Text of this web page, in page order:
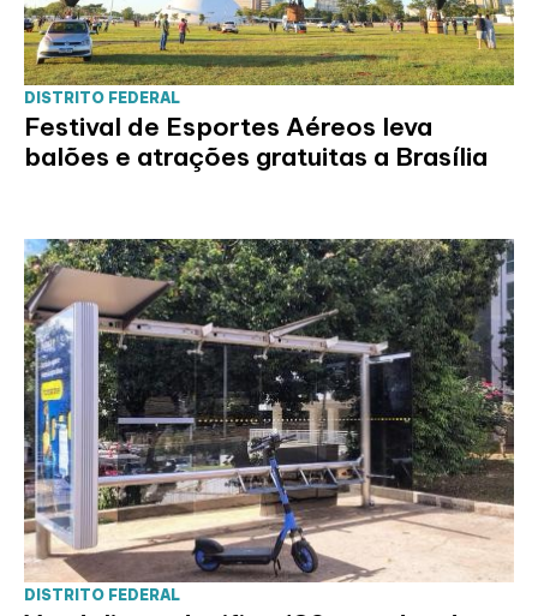
DISTRITO FEDERAL
Festival de Esportes Aéreos leva
balões e atrações gratuitas a Brasília
DISTRITO FEDERAL